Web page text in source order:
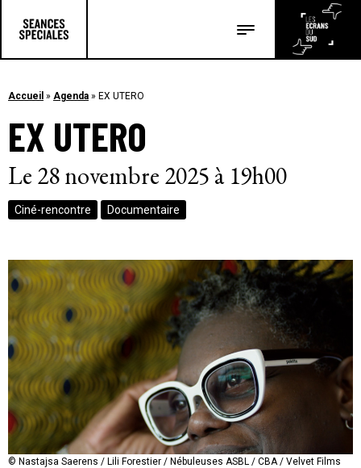
Les articles
Accueil » Agenda » EX UTERO
EX UTERO
Le 28 novembre 2025 à 19h00
Ciné-rencontre Documentaire
© Nastajsa Saerens / Lili Forestier / Nébuleuses ASBL / CBA / Velvet Films